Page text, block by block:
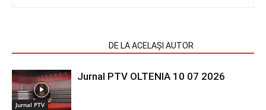
DE LA ACELAȘI AUTOR
Jurnal PTV
Jurnal PTV OLTENIA 10 07 2026